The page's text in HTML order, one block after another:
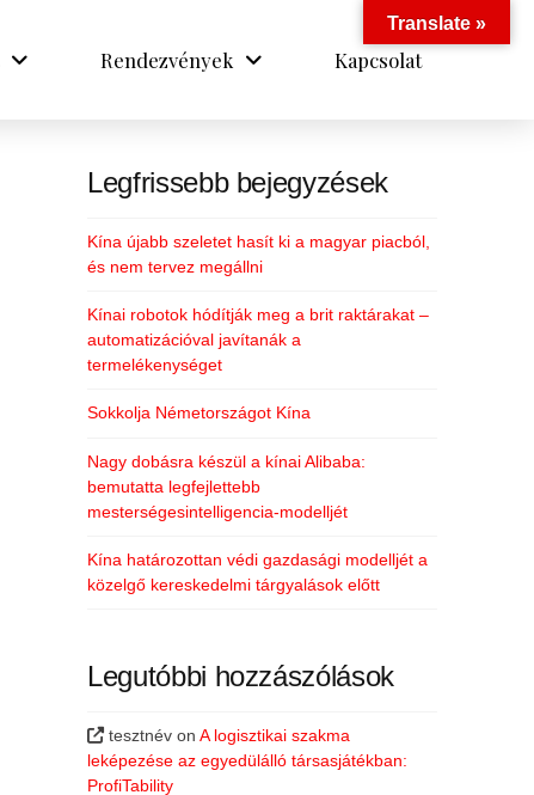
Rendezvények Kapcsolat
Legfrissebb bejegyzések
Kína újabb szeletet hasít ki a magyar piacból,
és nem tervez megállni
Kínai robotok hódítják meg a brit raktárakat –
automatizációval javítanák a
termelékenységet
Sokkolja Németországot Kína
Nagy dobásra készül a kínai Alibaba:
bemutatta legfejlettebb
mesterségesintelligencia-modelljét
Kína határozottan védi gazdasági modelljét a
közelgő kereskedelmi tárgyalások előtt
Legutóbbi hozzászólások
tesztnév onA logisztikai szakma
leképezése az egyedülálló társasjátékban:
ProfiTability
Translate »